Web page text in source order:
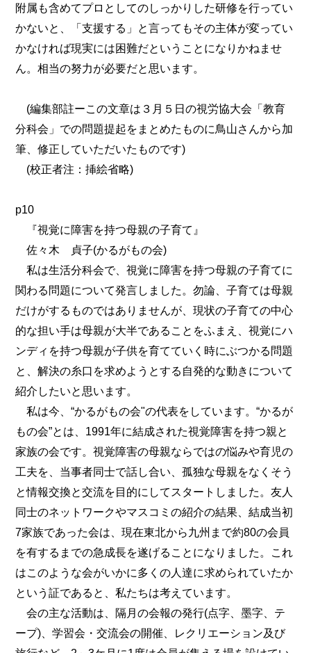
附属も含めてプロとしてのしっかりした研修を行ってい
かないと、「支援する」と言ってもその主体が変ってい
かなければ現実には困難だということになりかねませ
ん。相当の努力が必要だと思います。
(編集部註ーこの文章は３月５日の視労協大会「教育
分科会」での問題提起をまとめたものに鳥山さんから加
筆、修正していただいたものです)
(校正者注：挿絵省略)
p10
『視覚に障害を持つ母親の子育て』
佐々木 貞子(かるがもの会)
私は生活分科会で、視覚に障害を持つ母親の子育てに
関わる問題について発言しました。勿論、子育ては母親
だけがするものではありませんが、現状の子育ての中心
的な担い手は母親が大半であることをふまえ、視覚にハ
ンディを持つ母親が子供を育てていく時にぶつかる問題
と、解決の糸口を求めようとする自発的な動きについて
紹介したいと思います。
私は今、“かるがもの会"の代表をしています。“かるが
もの会”とは、1991年に結成された視覚障害を持つ親と
家族の会です。視覚障害の母親ならではの悩みや育児の
工夫を、当事者同士で話し合い、孤独な母親をなくそう
と情報交換と交流を目的にしてスタートしました。友人
同士のネットワークやマスコミの紹介の結果、結成当初
7家族であった会は、現在東北から九州まで約80の会員
を有するまでの急成長を遂げることになりました。これ
はこのような会がいかに多くの人達に求められていたか
という証であると、私たちは考えています。
会の主な活動は、隔月の会報の発行(点字、墨字、テ
ープ)、学習会・交流会の開催、レクリエーション及び